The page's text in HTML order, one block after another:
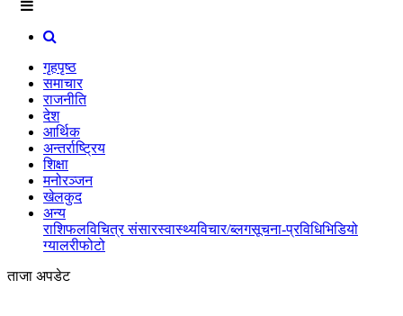
गृहपृष्ठ
समाचार
राजनीति
देश
आर्थिक
अन्तर्राष्ट्रिय
शिक्षा
मनोरञ्जन
खेलकुद
अन्य
राशिफलविचित्र संसारस्वास्थ्यविचार/ब्लगसूचना-प्रविधिभिडियो
ग्यालरीफोटो
ताजा अपडेट